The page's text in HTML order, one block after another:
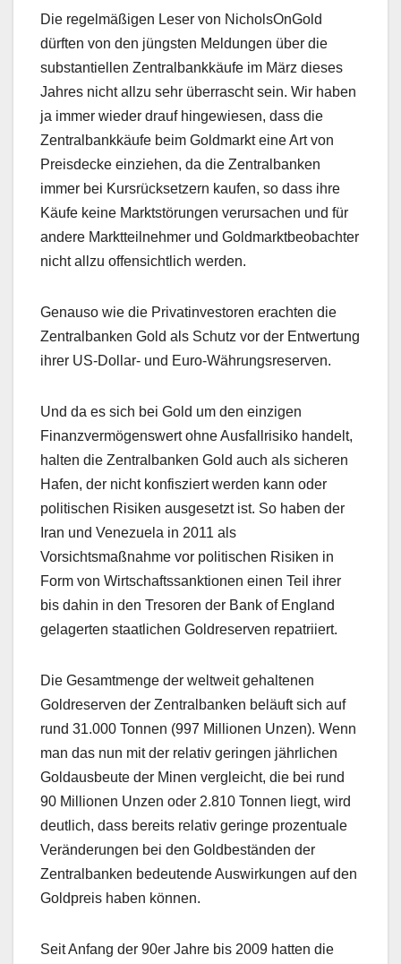
Die regelmäßigen Leser von NicholsOnGold
dürften von den jüngsten Meldungen über die
substantiellen Zentralbankkäufe im März dieses
Jahres nicht allzu sehr überrascht sein. Wir haben
ja immer wieder drauf hingewiesen, dass die
Zentralbankkäufe beim Goldmarkt eine Art von
Preisdecke einziehen, da die Zentralbanken
immer bei Kursrücksetzern kaufen, so dass ihre
Käufe keine Marktstörungen verursachen und für
andere Marktteilnehmer und Goldmarktbeobachter
nicht allzu offensichtlich werden.
Genauso wie die Privatinvestoren erachten die
Zentralbanken Gold als Schutz vor der Entwertung
ihrer US-Dollar- und Euro-Währungsreserven.
Und da es sich bei Gold um den einzigen
Finanzvermögenswert ohne Ausfallrisiko handelt,
halten die Zentralbanken Gold auch als sicheren
Hafen, der nicht konfisziert werden kann oder
politischen Risiken ausgesetzt ist. So haben der
Iran und Venezuela in 2011 als
Vorsichtsmaßnahme vor politischen Risiken in
Form von Wirtschaftssanktionen einen Teil ihrer
bis dahin in den Tresoren der Bank of England
gelagerten staatlichen Goldreserven repatriiert.
Die Gesamtmenge der weltweit gehaltenen
Goldreserven der Zentralbanken beläuft sich auf
rund 31.000 Tonnen (997 Millionen Unzen). Wenn
man das nun mit der relativ geringen jährlichen
Goldausbeute der Minen vergleicht, die bei rund
90 Millionen Unzen oder 2.810 Tonnen liegt, wird
deutlich, dass bereits relativ geringe prozentuale
Veränderungen bei den Goldbeständen der
Zentralbanken bedeutende Auswirkungen auf den
Goldpreis haben können.
Seit Anfang der 90er Jahre bis 2009 hatten die